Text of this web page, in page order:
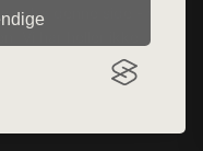
fra denne side - vi
Vi har heller ikke